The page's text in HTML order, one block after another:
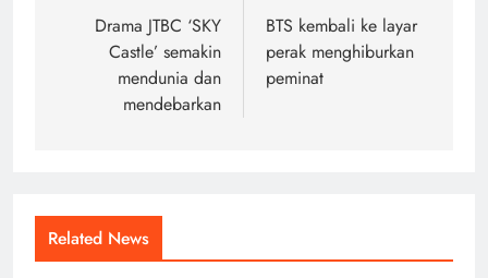
navigation
Drama JTBC ‘SKY
Castle’ semakin
mendunia dan
mendebarkan
BTS kembali ke layar
perak menghiburkan
peminat
Related News